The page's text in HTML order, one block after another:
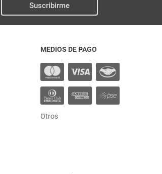
Suscribirme
MEDIOS DE PAGO
Otros